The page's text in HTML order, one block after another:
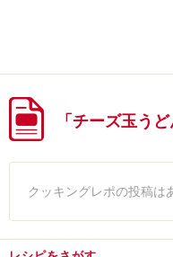
「チーズ玉う
クッキングレポの投稿は